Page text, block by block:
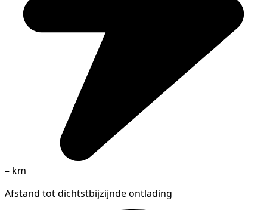
– km
Afstand tot dichtstbijzijnde ontlading